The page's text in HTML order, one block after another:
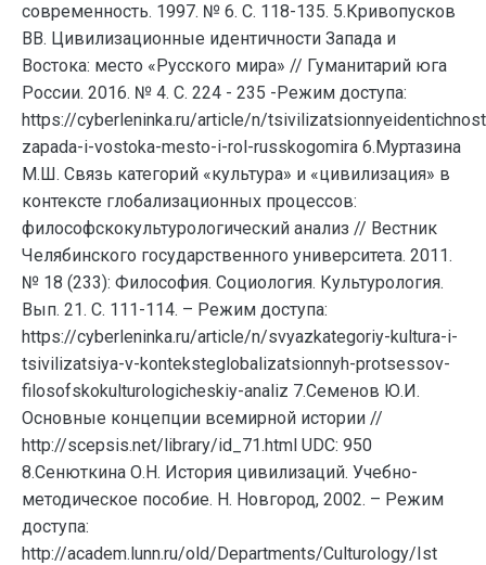
современность. 1997. № 6. С. 118-135. 5.Кривопусков
ВВ. Цивилизационные идентичности Запада и
Востока: место «Русского мира» // Гуманитарий юга
России. 2016. № 4. С. 224 - 235 -Режим доступа:
https://cyberleninka.ru/article/n/
zapada-i-vostoka-mesto-i-rol-russkogomira 6.Муртазина
М.Ш. Связь категорий «культура» и «цивилизация» в
контексте глобализационных процессов:
философскокультурологический анализ // Вестник
Челябинского государственного университета. 2011.
№ 18 (233): Философия. Социология. Культурология.
Вып. 21. С. 111-114. – Режим доступа:
https://cyberleninka.ru/article/n/svyazkategoriy-kultura-i-
tsivilizatsiya-v-konteksteglobalizatsionnyh-protsessov-
filosofskokulturologicheskiy-analiz 7.Семенов Ю.И.
Основные концепции всемирной истории //
http://scepsis.net/library/id_71.html UDC: 950
8.Сенюткина О.Н. История цивилизаций. Учебно-
методическое пособие. Н. Новгород, 2002. – Режим
доступа:
http://academ.lunn.ru/old/Departments/Culturology/Ist